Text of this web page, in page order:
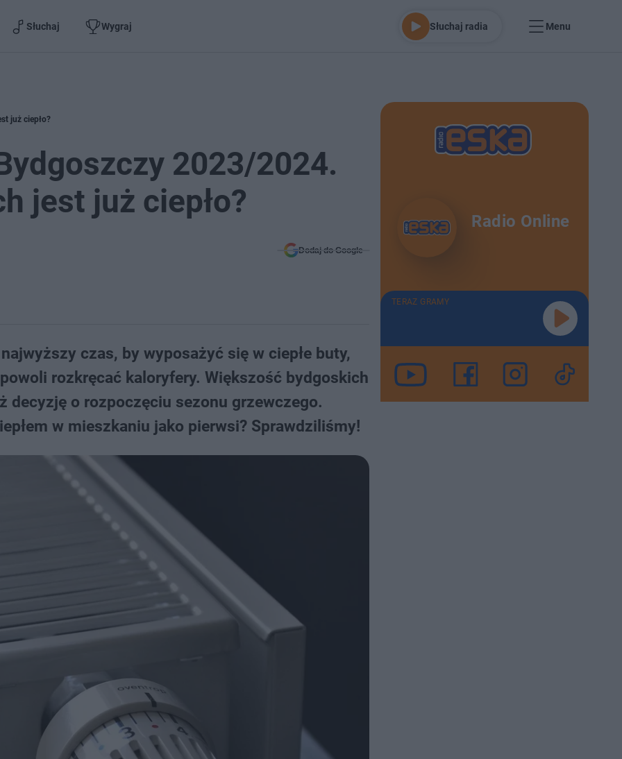
Słuchaj Wygraj Słuchaj radia Menu
już ciepło?
2023/2024.
jest już ciepło?
Dodaj do Google
czas, by wyposażyć się w ciepłe buty,
rozkręcać kaloryfery. Większość bydgoskich
decyzję o rozpoczęciu sezonu grzewczego.
w mieszkaniu jako pierwsi? Sprawdziliśmy!
Radio Online
TERAZ GRAMY